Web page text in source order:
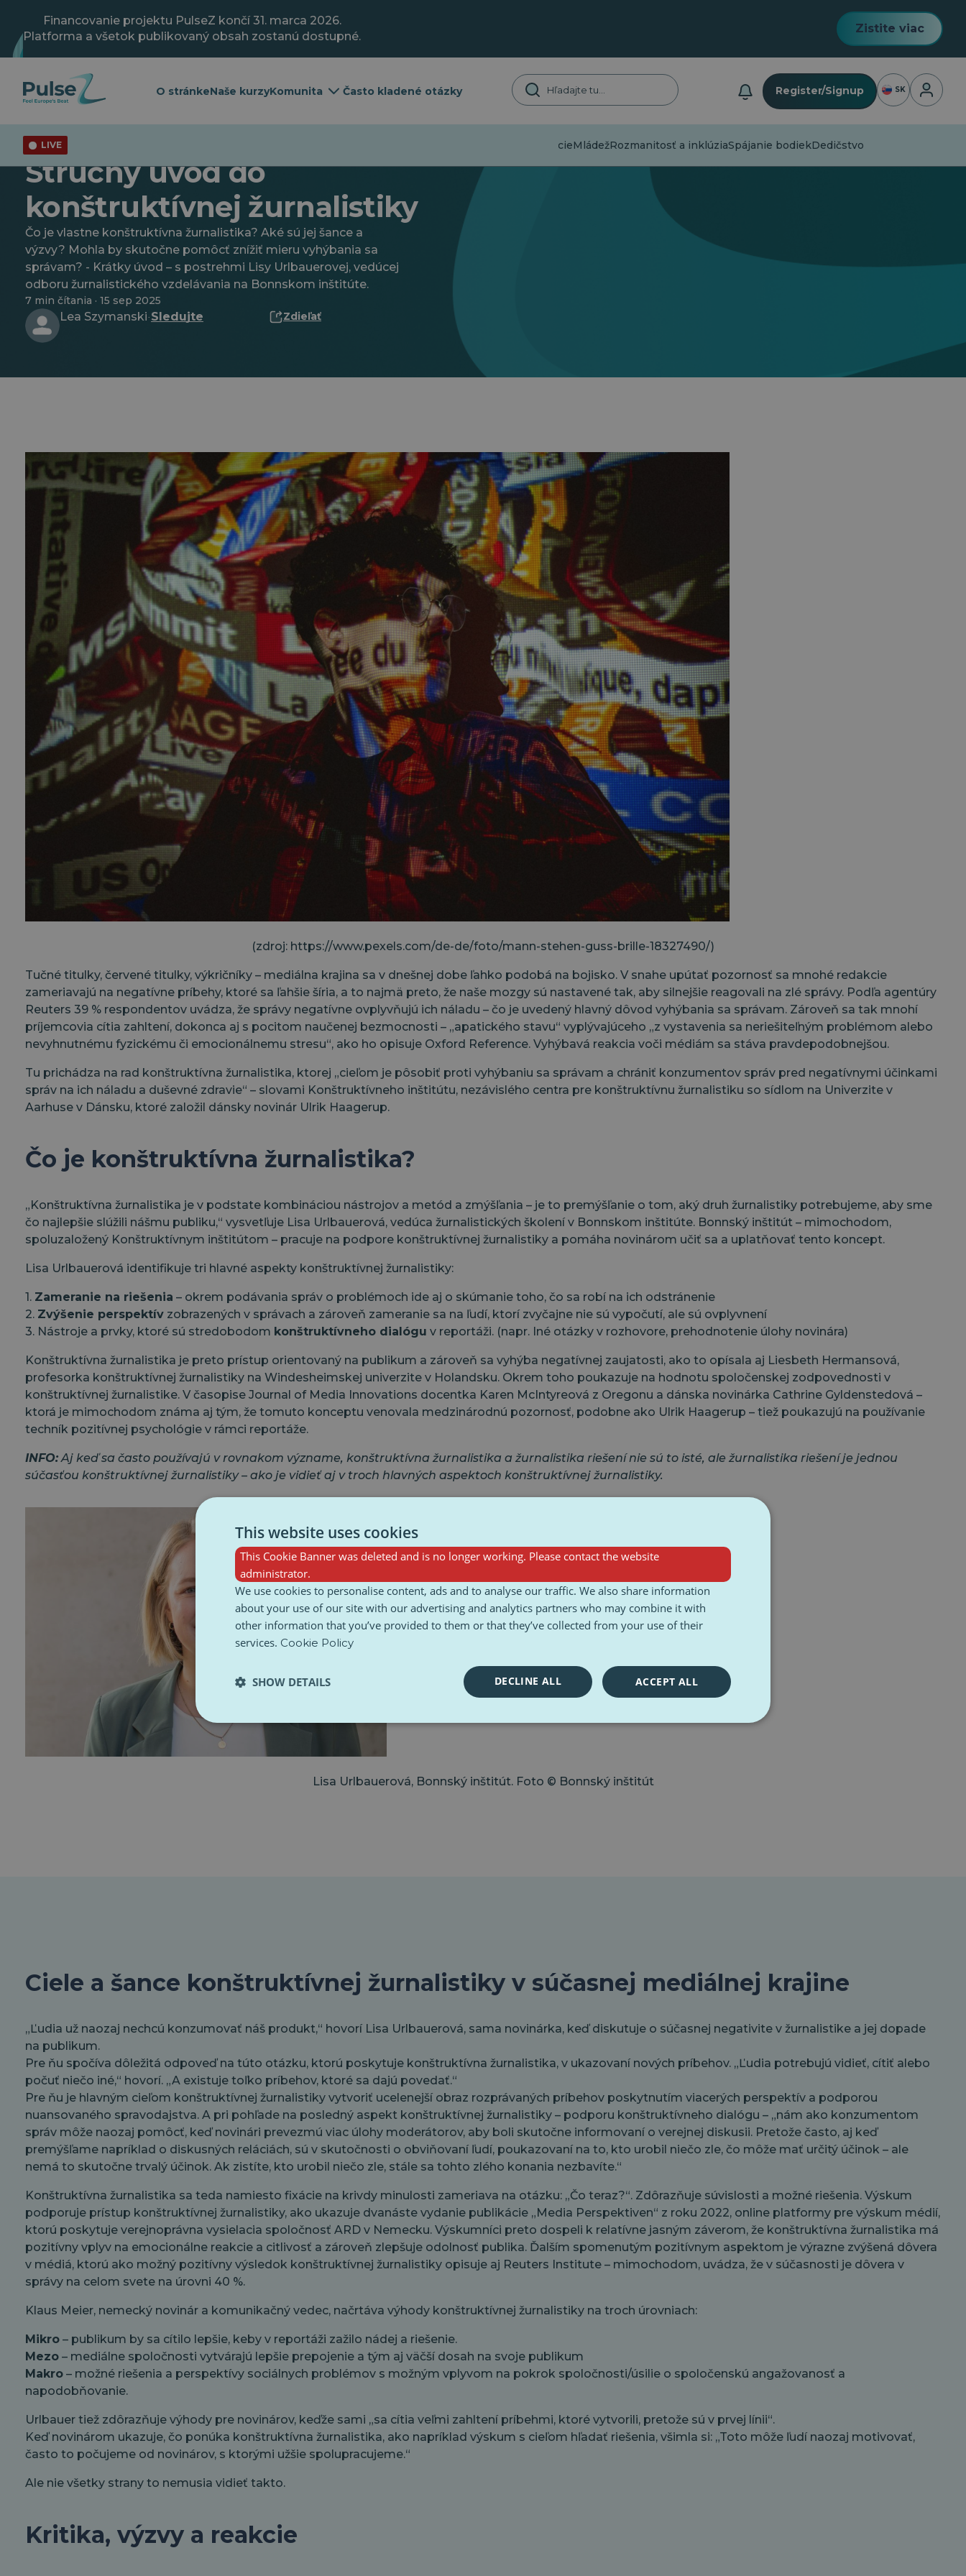
hlavný
obsah
Financovanie projektu PulseZ končí 31. marca 2026.
Platforma a všetok publikovaný obsah zostanú dostupné.
Zistite viac
O stránkeNaše kurzyKomunita Často kladené otázky Register/Signup SK
LIVE DezinformácieMládežRozmanitosť a inklúziaSpájanie bodiekDedičstvo
Spájanie bodiek
Stručný úvod do
konštruktívnej žurnalistiky
Čo je vlastne konštruktívna žurnalistika? Aké sú jej šance a
výzvy? Mohla by skutočne pomôcť znížiť mieru vyhýbania sa
správam? - Krátky úvod – s postrehmi Lisy Urlbauerovej, vedúcej
odboru žurnalistického vzdelávania na Bonnskom inštitúte.
7 min čítania · 15 sep 2025
Lea Szymanski· Sledujte Zdieľať
(zdroj: https://www.pexels.com/de-de/foto/mann-stehen-guss-brille-18327490/)
Tučné titulky, červené titulky, výkričníky – mediálna krajina sa v dnešnej dobe ľahko podobá na bojisko. V snahe upútať pozornosť sa mnohé redakcie
zameriavajú na negatívne príbehy, ktoré sa ľahšie šíria, a to najmä preto, že naše mozgy sú nastavené tak, aby silnejšie reagovali na zlé správy. Podľa agentúry
Reuters 39 % respondentov uvádza, že správy negatívne ovplyvňujú ich náladu – čo je uvedený hlavný dôvod vyhýbania sa správam. Zároveň sa tak mnohí
príjemcovia cítia zahltení, dokonca aj s pocitom naučenej bezmocnosti – „apatického stavu“ vyplývajúceho „z vystavenia sa neriešiteľným problémom alebo
nevyhnutnému fyzickému či emocionálnemu stresu“, ako ho opisuje Oxford Reference. Vyhýbavá reakcia voči médiám sa stáva pravdepodobnejšou.
Tu prichádza na rad konštruktívna žurnalistika, ktorej „cieľom je pôsobiť proti vyhýbaniu sa správam a chrániť konzumentov správ pred negatívnymi účinkami
správ na ich náladu a duševné zdravie“ – slovami Konštruktívneho inštitútu, nezávislého centra pre konštruktívnu žurnalistiku so sídlom na Univerzite v
Aarhuse v Dánsku, ktoré založil dánsky novinár Ulrik Haagerup.
Čo je konštruktívna žurnalistika?
„Konštruktívna žurnalistika je v podstate kombináciou nástrojov a metód a zmýšľania – je to premýšľanie o tom, aký druh žurnalistiky potrebujeme, aby sme
čo najlepšie slúžili nášmu publiku,“ vysvetľuje Lisa Urlbauerová, vedúca žurnalistických školení v Bonnskom inštitúte. Bonnský inštitút – mimochodom,
spoluzaložený Konštruktívnym inštitútom – pracuje na podpore konštruktívnej žurnalistiky a pomáha novinárom učiť sa a uplatňovať tento koncept.
Lisa Urlbauerová identifikuje tri hlavné aspekty konštruktívnej žurnalistiky:
1. Zameranie na riešenia – okrem podávania správ o problémoch ide aj o skúmanie toho, čo sa robí na ich odstránenie
2. Zvýšenie perspektív zobrazených v správach a zároveň zameranie sa na ľudí, ktorí zvyčajne nie sú vypočutí, ale sú ovplyvnení
3. Nástroje a prvky, ktoré sú stredobodom konštruktívneho dialógu v reportáži. (napr. Iné otázky v rozhovore, prehodnotenie úlohy novinára)
Konštruktívna žurnalistika je preto prístup orientovaný na publikum a zároveň sa vyhýba negatívnej zaujatosti, ako to opísala aj Liesbeth Hermansová,
profesorka konštruktívnej žurnalistiky na Windesheimskej univerzite v Holandsku. Okrem toho poukazuje na hodnotu spoločenskej zodpovednosti v
konštruktívnej žurnalistike. V časopise Journal of Media Innovations docentka Karen McIntyreová z Oregonu a dánska novinárka Cathrine Gyldenstedová –
ktorá je mimochodom známa aj tým, že tomuto konceptu venovala medzinárodnú pozornosť, podobne ako Ulrik Haagerup – tiež poukazujú na používanie
techník pozitívnej psychológie v rámci reportáže.
INFO:Aj keď sa často používajú v rovnakom význame, konštruktívna žurnalistika a žurnalistika riešení nie sú to isté, ale žurnalistika riešení je jednou
súčasťou konštruktívnej žurnalistiky – ako je vidieť aj v troch hlavných aspektoch konštruktívnej žurnalistiky.
Lisa Urlbauerová, Bonnský inštitút. Foto © Bonnský inštitút
Ciele a šance konštruktívnej žurnalistiky v súčasnej mediálnej krajine
„Ľudia už naozaj nechcú konzumovať náš produkt,“ hovorí Lisa Urlbauerová, sama novinárka, keď diskutuje o súčasnej negativite v žurnalistike a jej dopade
na publikum.
Pre ňu spočíva dôležitá odpoveď na túto otázku, ktorú poskytuje konštruktívna žurnalistika, v ukazovaní nových príbehov. „Ľudia potrebujú vidieť, cítiť alebo
počuť niečo iné,“ hovorí. „A existuje toľko príbehov, ktoré sa dajú povedať.“
Pre ňu je hlavným cieľom konštruktívnej žurnalistiky vytvoriť ucelenejší obraz rozprávaných príbehov poskytnutím viacerých perspektív a podporou
nuansovaného spravodajstva. A pri pohľade na posledný aspekt konštruktívnej žurnalistiky – podporu konštruktívneho dialógu – „nám ako konzumentom
správ môže naozaj pomôcť, keď novinári prevezmú viac úlohy moderátorov, aby boli skutočne informovaní o verejnej diskusii. Pretože často, aj keď
premýšľame napríklad o diskusných reláciách, sú v skutočnosti o obviňovaní ľudí, poukazovaní na to, kto urobil niečo zle, čo môže mať určitý účinok – ale
nemá to skutočne trvalý účinok. Ak zistíte, kto urobil niečo zle, stále sa tohto zlého konania nezbavíte.“
Konštruktívna žurnalistika sa teda namiesto fixácie na krivdy minulosti zameriava na otázku: „Čo teraz?“. Zdôrazňuje súvislosti a možné riešenia. Výskum
podporuje prístup konštruktívnej žurnalistiky, ako ukazuje dvanáste vydanie publikácie „Media Perspektiven“ z roku 2022, online platformy pre výskum médií,
ktorú poskytuje verejnoprávna vysielacia spoločnosť ARD v Nemecku. Výskumníci preto dospeli k relatívne jasným záverom, že konštruktívna žurnalistika má
pozitívny vplyv na emocionálne reakcie a citlivosť a zároveň zlepšuje odolnosť publika. Ďalším spomenutým pozitívnym aspektom je výrazne zvýšená dôvera
v médiá, ktorú ako možný pozitívny výsledok konštruktívnej žurnalistiky opisuje aj Reuters Institute – mimochodom, uvádza, že v súčasnosti je dôvera v
správy na celom svete na úrovni 40 %.
Klaus Meier, nemecký novinár a komunikačný vedec, načrtáva výhody konštruktívnej žurnalistiky na troch úrovniach:
Mikro – publikum by sa cítilo lepšie, keby v reportáži zažilo nádej a riešenie.
Mezo – mediálne spoločnosti vytvárajú lepšie prepojenie a tým aj väčší dosah na svoje publikum
Makro – možné riešenia a perspektívy sociálnych problémov s možným vplyvom na pokrok spoločnosti/úsilie o spoločenskú angažovanosť a
napodobňovanie.
Urlbauer tiež zdôrazňuje výhody pre novinárov, keďže sami „sa cítia veľmi zahltení príbehmi, ktoré vytvorili, pretože sú v prvej línii“.
Keď novinárom ukazuje, čo ponúka konštruktívna žurnalistika, ako napríklad výskum s cieľom hľadať riešenia, všimla si: „Toto môže ľudí naozaj motivovať,
často to počujeme od novinárov, s ktorými užšie spolupracujeme.“
Ale nie všetky strany to nemusia vidieť takto.
Kritika, výzvy a reakcie
This website uses cookies
This Cookie Banner was deleted and is no longer working. Please contact the website
administrator.
We use cookies to personalise content, ads and to analyse our traffic. We also share information
about your use of our site with our advertising and analytics partners who may combine it with
other information that you’ve provided to them or that they’ve collected from your use of their
services. Cookie Policy
ACCEPT ALL
DECLINE ALL
SHOW DETAILS